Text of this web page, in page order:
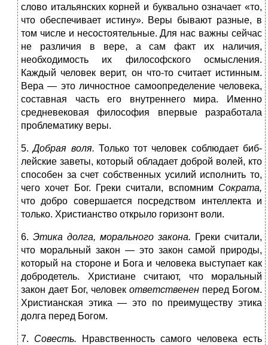
сло­во итальянских корней и буквально означает «то,
что обеспечивает истину». Веры бывают разные, в
том числе и несостоятельные. Для нас важны сейчас
не раз­личия в вере, а сам факт их наличия,
необходимость их философского осмысления.
Каждый человек ве­рит, он что-то считает истинным.
Вера — это лично­стное самоопределение человека,
составная часть его вну­треннего мира. Именно
средневековая философия впервые разработала
проблематику веры.
5.Добрая воля. Только тот человек соблюдает биб­
лейские заветы, который обладает доброй волей, кто
спо­собен за счет собственных усилий исполнить то,
чего хочет Бог. Греки считали, вспомним Сократа,
что добро совершается посредством интеллекта и
только. Христианство открыло горизонт воли.
6. Этика долга, морального закона. Греки считали,
что моральный закон — это закон самой природы,
кото­рый на стороне и Бога и человека выступает как
добро­детель. Христиане считают, что моральный
закон дает Бог, человек ответственен перед Богом.
Христианская этика — это по преимуществу этика
долга перед Богом.
7. Совесть. Нравственность самого человека есть